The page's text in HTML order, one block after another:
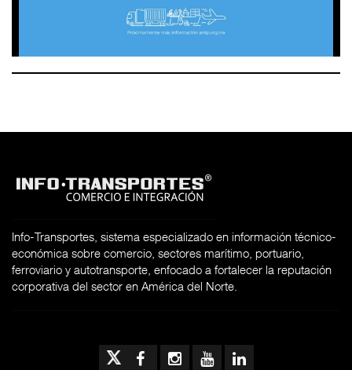
Info-Transportes, sistema especializado en información técnico-
económica sobre comercio, sectores marítimo, portuario,
ferroviario y autotransporte, enfocado a fortalecer la reputación
corporativa del sector en América del Norte.